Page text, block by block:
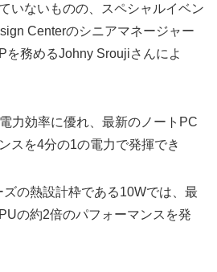
いないものの、スペシャルイベン
Centerのシニアマネージャー
を務めるJohny Sroujiさんによ
力効率に優れ、最新のノートPC
スを4分の1の電力で発揮でき
ズの熱設計枠である10Wでは、最
の約2倍のパフォーマンスを発